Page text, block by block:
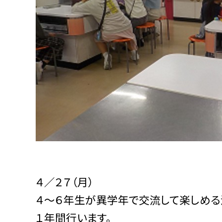
４／２７（月）
４～６年生が異学年で交流して楽しめ
１年間行います。